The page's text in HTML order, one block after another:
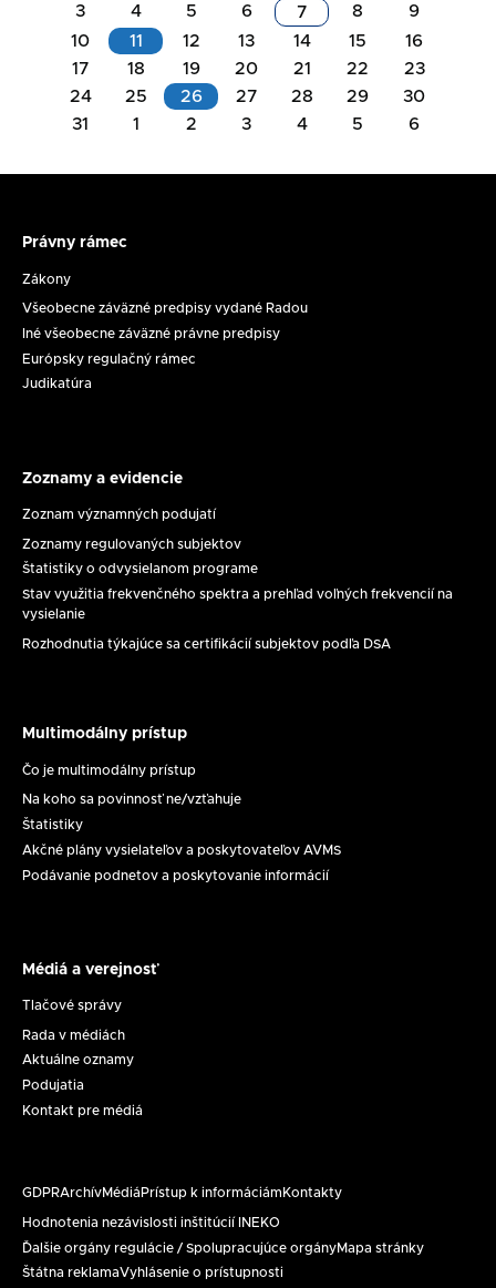
3
4 5 6 7 8
9
10
11 12 13 14 15
16
17
18 19 20 21 22
23
24
25 26 27 28 29
30
31
1 2 3 4 5 6
rámec
Právny rámec
Zákony
Všeobecne záväzné predpisy vydané Radou
Iné všeobecne záväzné právne predpisy
Európsky regulačný rámec
Judikatúra
a
evidencie
Zoznamy a evidencie
Zoznam významných podujatí
Zoznamy regulovaných subjektov
Štatistiky o odvysielanom programe
Stav využitia frekvenčného spektra a prehľad voľných frekvencií na
vysielanie
Rozhodnutia týkajúce sa certifikácií subjektov podľa DSA
prístup
Multimodálny prístup
Čo je multimodálny prístup
Na koho sa povinnosť ne/vzťahuje
Štatistiky
Akčné plány vysielateľov a poskytovateľov AVMS
Podávanie podnetov a poskytovanie informácií
a
verejnosť
Médiá a verejnosť
Tlačové správy
Rada v médiách
Aktuálne oznamy
Podujatia
Kontakt pre médiá
Päta
GDPRArchívMédiá Prístup k informáciám Kontakty
Hodnotenia nezávislosti inštitúcií INEKO
Ďalšie orgány regulácie / Spolupracujúce orgányMapa stránky
Štátna reklamaVyhlásenie o prístupnosti
Akcie
na
11.08.2026
na
ochranu
maloletých
2026
na
Zasadnutie
RpMS
č.